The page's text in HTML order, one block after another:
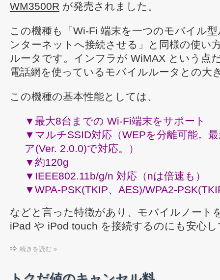
WM3500R が発売されました。
この機種も「Wi-Fi 端末を一つのモバイル
ンターネットへ接続させる」と同様の使い
ルータです。インフラが WiMAX という点
電話網を使っているモバイルルータとの大
この機種の基本性能としては、
▼最大8台までの Wi-Fi端末をサポート
▼マルチSSID対応（WEPを分離可能。
ア(Ver. 2.0.0)で対応。）
▼約120g
▼IEEE802.11b/g/n 対応（nは倍速も）
▼WPA-PSK(TKIP、AES)/WPA2-
などと言った特徴があり、モバイルノート
iPad や iPod touch を接続するのにも安心
続きを読む »